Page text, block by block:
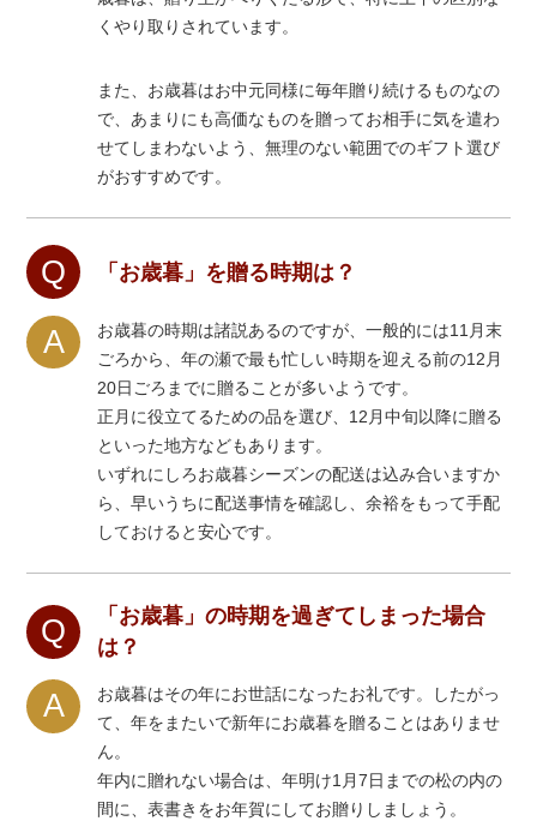
くやり取りされています。
また、お歳暮はお中元同様に毎年贈り続けるものなの
で、あまりにも高価なものを贈ってお相手に気を遣わ
せてしまわないよう、無理のない範囲でのギフト選び
がおすすめです。
Q 「お歳暮」を贈る時期は？
A
お歳暮の時期は諸説あるのですが、一般的には11月末
ごろから、年の瀬で最も忙しい時期を迎える前の12月
20日ごろまでに贈ることが多いようです。
正月に役立てるための品を選び、12月中旬以降に贈る
といった地方などもあります。
いずれにしろお歳暮シーズンの配送は込み合いますか
ら、早いうちに配送事情を確認し、余裕をもって手配
しておけると安心です。
Q
「お歳暮」の時期を過ぎてしまった場合
は？
A
お歳暮はその年にお世話になったお礼です。したがっ
て、年をまたいで新年にお歳暮を贈ることはありませ
ん。
年内に贈れない場合は、年明け1月7日までの松の内の
間に、表書きをお年賀にしてお贈りしましょう。